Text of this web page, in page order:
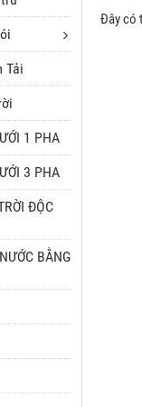
Đây có
Tải
1 PHA
3 PHA
ĐỘC
BẰNG